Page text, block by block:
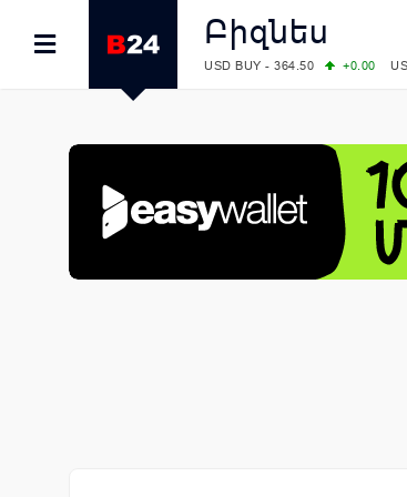
Բիզնես
USD BUY - 364.50 +0.00
COMEX: PLATINUM - 1765.90
LME: ALUMINIUM - 3184.00
LME: NICKEL - 17249.00
LME: LEAD - 1877.50
-1.00
FOREX: USD/JPY - 157.68
FOREX: EUR/USD - 1.1548